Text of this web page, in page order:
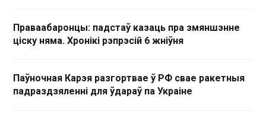
Праваабаронцы: падстаў казаць пра змяншэнне
ціску няма. Хронікі рэпрэсій 6 жніўня
Паўночная Карэя разгортвае ў РФ свае ракетныя
падраздзяленні для ўдараў па Украіне